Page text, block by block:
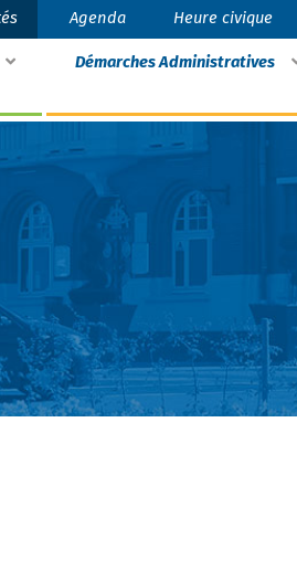
Agenda Heure civique
Démarches Administratives